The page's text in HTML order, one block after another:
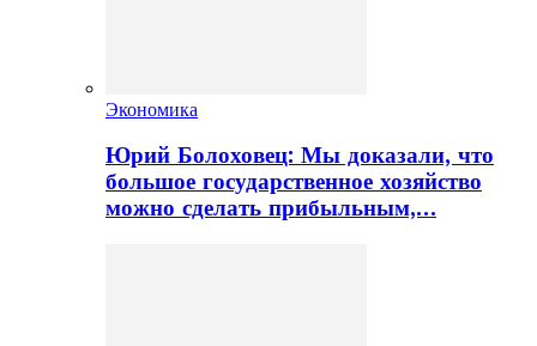
Экономика
Юрий Болоховец: Мы доказали, что
большое государственное хозяйство
можно сделать прибыльным,…